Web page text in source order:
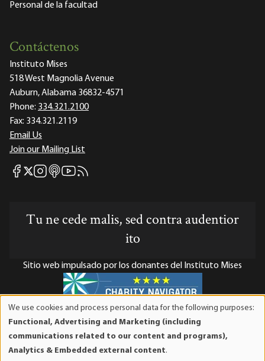
Personal de la facultad
Contáctenos
Instituto Mises
518 West Magnolia Avenue
Auburn, Alabama 36832-4571
Phone: 334.321.2100
Fax: 334.321.2119
Email Us
Join our Mailing List
Mises Facebook
Mises X
Mises Instagram
Mises itunes
Mises Youtube
Mises RSS feed
Tu ne cede malis, sed contra audentior
ito
Sitio web impulsado por los donantes del Instituto Mises
El Instituto Mises es una organización sin fines de lucro 501(c)(3)
exenta de impuestos. Las contribuciones son deducibles de
impuestos en la máxima medida que lo permita la ley. ID Fiscal:
We use cookies and process personal data for the following purposes:
Functional, Advertising and Marketing (including
communications related to our content and programs),
Analytics & Embedded external content.